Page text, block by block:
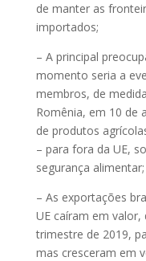
de manter as
importados;
– A principal
momento seria a
membros, de
Romênia, em 10 de
de produtos
– para fora da UE,
segurança alimentar;
– As exportações
UE caíram em
trimestre de 2019,
mas cresceram em